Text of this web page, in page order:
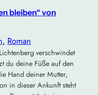
bleiben“ von
, Roman
verschwindet
du deine Füße auf den
Hand deiner Mutter,
in dieser Ankunft steht